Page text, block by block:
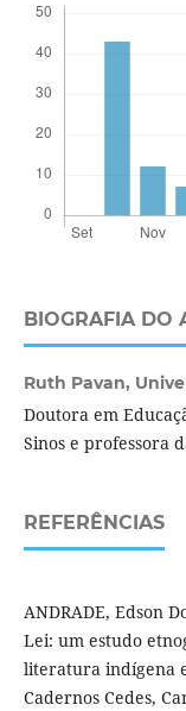
BIOGRAFIA DO
Ruth Pavan,
Doutora em
Sinos e professora
REFERÊNCIAS
ANDRADE, Edson
Lei: um estudo
literatura indígena
Cadernos Cedes,